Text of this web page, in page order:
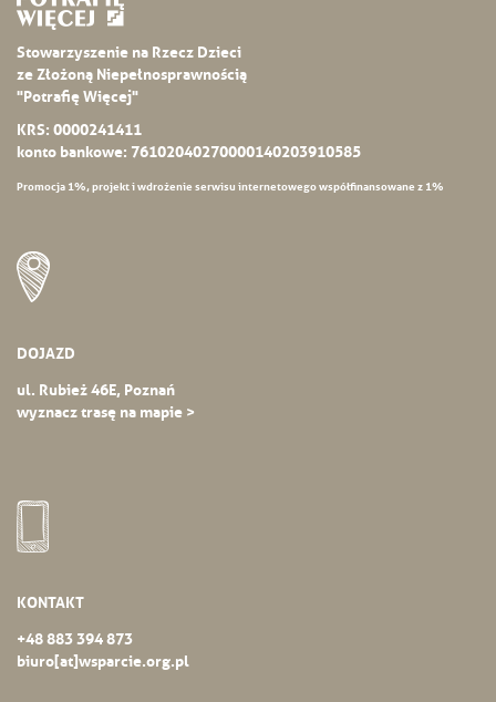
Stowarzyszenie na Rzecz Dzieci
ze Złożoną Niepełnosprawnością
"Potrafię Więcej"
KRS: 0000241411
konto bankowe: 76102040270000140203910585
Promocja 1%, projekt i wdrożenie serwisu internetowego współfinansowane z 1%
DOJAZD
ul. Rubież 46E, Poznań
wyznacz trasę na mapie >
KONTAKT
+48 883 394 873
biuro[at]wsparcie.org.pl